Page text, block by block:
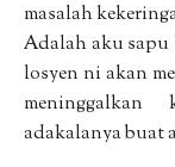
masalah
Adalah aku sapu
losyen ni akan
meninggalkan
adakalanya buat